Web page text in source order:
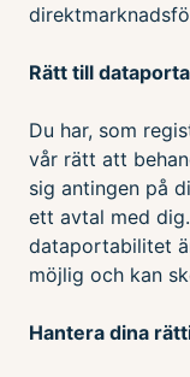
Rätt till
Du har, som
vår rätt att
sig antingen på
ett avtal med
dataportabilitet
möjlig och kan
Hantera dina